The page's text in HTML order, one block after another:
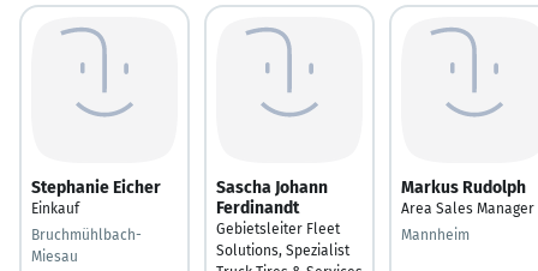
Stephanie Eicher
Einkauf
Bruchmühlbach-
Miesau
Sascha Johann
Ferdinandt
Gebietsleiter Fleet
Solutions, Spezialist
Markus Rudolph
Area Sales Manager
Mannheim